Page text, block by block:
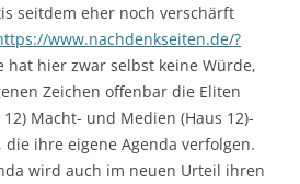
seitdem eher noch verschärft
www.nachdenkseiten.de/?
hat hier zwar selbst keine Würde,
Zeichen offenbar die Eliten
Macht- und Medien (Haus 12)-
ihre eigene Agenda verfolgen.
wird auch im neuen Urteil ihren